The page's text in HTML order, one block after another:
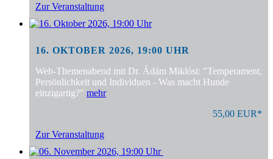
Zur Veranstaltung
16. OKTOBER 2026, 19:00 UHR
Web-Themenabend mit Dr. Ádám Miklósi: "Temperament,
Persönlichkeit und Individuen - Was macht Hunde
einzigartig?" mehr
55,00 EUR*
Zur Veranstaltung